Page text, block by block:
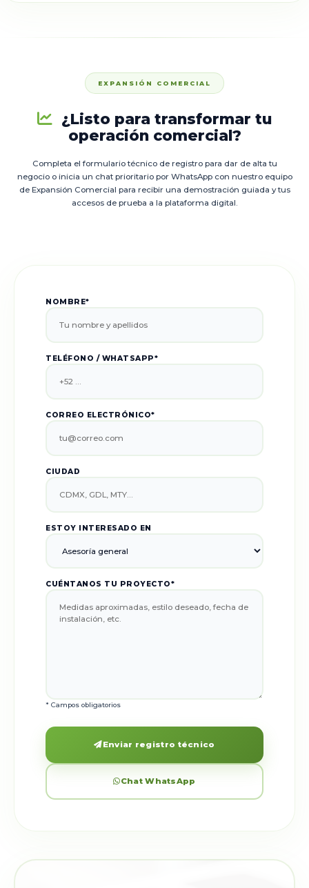
EXPANSIÓN COMERCIAL
¿Listo para transformar tu
operación comercial?
Completa el formulario técnico de registro para dar de alta tu
negocio o inicia un chat prioritario por WhatsApp con nuestro equipo
de Expansión Comercial para recibir una demostración guiada y tus
accesos de prueba a la plataforma digital.
NOMBRE*
TELÉFONO / WHATSAPP*
CORREO ELECTRÓNICO*
CIUDAD
ESTOY INTERESADO EN
CUÉNTANOS TU PROYECTO*
* Campos obligatorios
Enviar registro técnico
Chat WhatsApp